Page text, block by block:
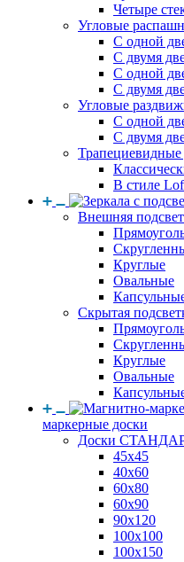
Четыре
Угловые
С одной
С двумя
С одной
С двумя
Угловые
С одной
С двумя
В стиле
Внешняя
Круглые
Овальные
Скрытая
Круглые
Овальные
маркерные доски
Доски
45x45
40x60
60x80
60x90
90x120
100x100
100x150